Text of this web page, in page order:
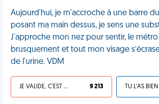
Aujourd'hui, je m'accroche à une barre
posant ma main dessus, je sens une
J'approche mon nez pour sentir, le métro
brusquement et tout mon visage
de l'urine. VDM
JE VALIDE, C'EST UNE VDM 9 213